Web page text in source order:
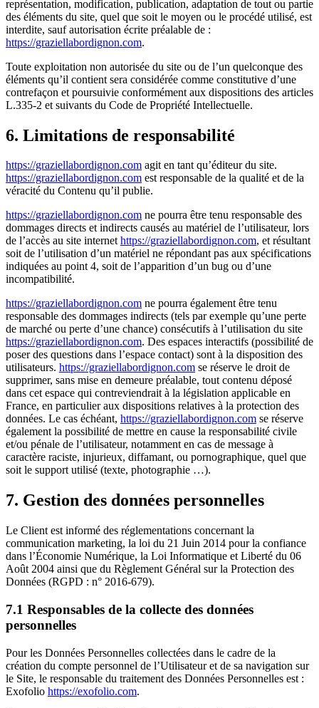
représentation, modification, publication, adaptation de tout ou partie
des éléments du site, quel que soit le moyen ou le procédé utilisé, est
interdite, sauf autorisation écrite préalable de :
https://graziellabordignon.com.
Toute exploitation non autorisée du site ou de l’un quelconque des
éléments qu’il contient sera considérée comme constitutive d’une
contrefaçon et poursuivie conformément aux dispositions des articles
L.335-2 et suivants du Code de Propriété Intellectuelle.
6. Limitations de responsabilité
https://graziellabordignon.com agit en tant qu’éditeur du site.
https://graziellabordignon.com est responsable de la qualité et de la
véracité du Contenu qu’il publie.
https://graziellabordignon.com ne pourra être tenu responsable des
dommages directs et indirects causés au matériel de l’utilisateur, lors
de l’accès au site internethttps://graziellabordignon.com, et résultant
soit de l’utilisation d’un matériel ne répondant pas aux spécifications
indiquées au point 4, soit de l’apparition d’un bug ou d’une
incompatibilité.
https://graziellabordignon.com ne pourra également être tenu
responsable des dommages indirects (tels par exemple qu’une perte
de marché ou perte d’une chance) consécutifs à l’utilisation du site
https://graziellabordignon.com. Des espaces interactifs (possibilité de
poser des questions dans l’espace contact) sont à la disposition des
utilisateurs. https://graziellabordignon.com se réserve le droit de
supprimer, sans mise en demeure préalable, tout contenu déposé
dans cet espace qui contreviendrait à la législation applicable en
France, en particulier aux dispositions relatives à la protection des
données. Le cas échéant, https://graziellabordignon.com se réserve
également la possibilité de mettre en cause la responsabilité civile
et/ou pénale de l’utilisateur, notamment en cas de message à
caractère raciste, injurieux, diffamant, ou pornographique, quel que
soit le support utilisé (texte, photographie …).
7. Gestion des données personnelles
Le Client est informé des réglementations concernant la
communication marketing, la loi du 21 Juin 2014 pour la confiance
dans l’Économie Numérique, la Loi Informatique et Liberté du 06
Août 2004 ainsi que du Règlement Général sur la Protection des
Données (RGPD : n° 2016-679).
7.1 Responsables de la collecte des données
personnelles
Pour les Données Personnelles collectées dans le cadre de la
création du compte personnel de l’Utilisateur et de sa navigation sur
le Site, le responsable du traitement des Données Personnelles est :
Exofolio https://exofolio.com.